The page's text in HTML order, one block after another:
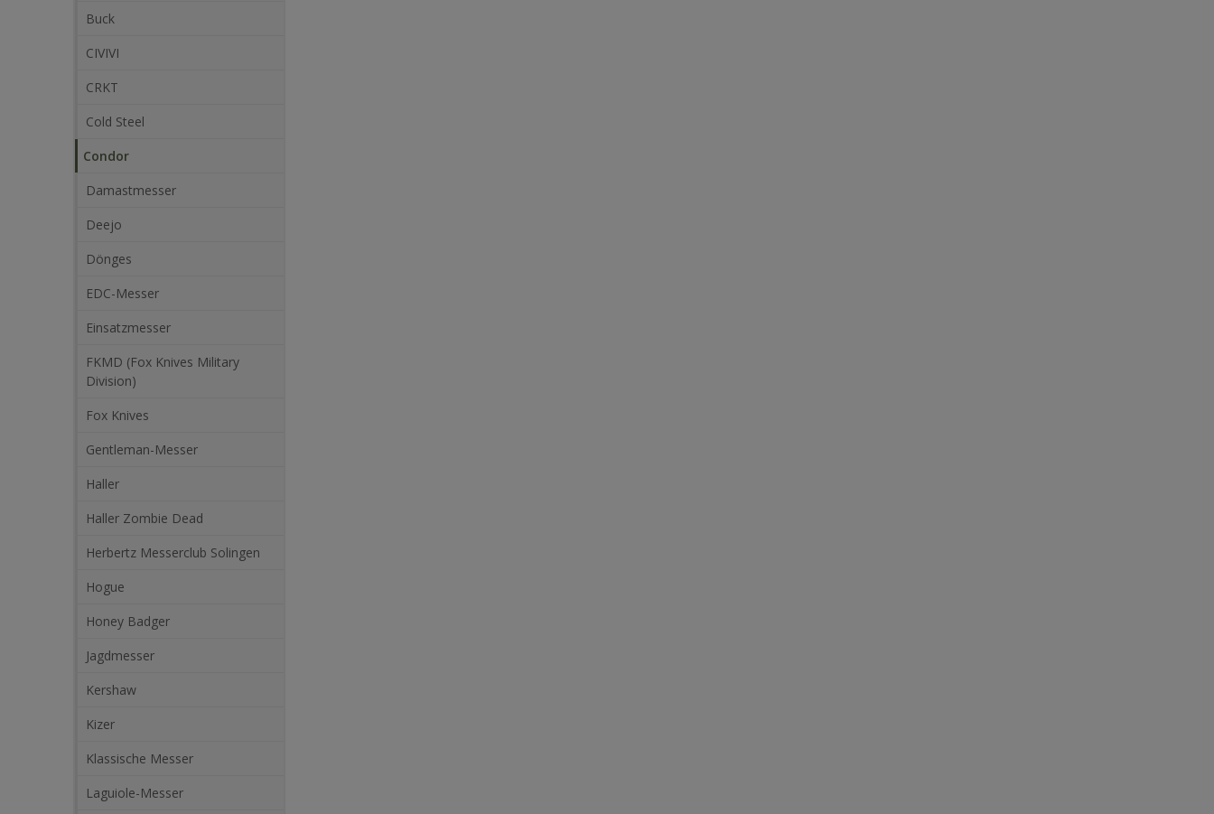
Buck
CIVIVI
CRKT
Cold Steel
Condor
Damastmesser
Deejo
Dönges
EDC-Messer
Einsatzmesser
FKMD (Fox Knives Military
Division)
Fox Knives
Gentleman-Messer
Haller
Haller Zombie Dead
Herbertz Messerclub Solingen
Hogue
Honey Badger
Jagdmesser
Kershaw
Kizer
Klassische Messer
Laguiole-Messer